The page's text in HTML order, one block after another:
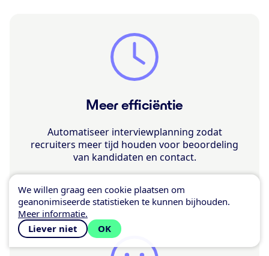
Meer efficiëntie
Automatiseer interviewplanning zodat
recruiters meer tijd houden voor beoordeling
van kandidaten en contact.
We willen graag een cookie plaatsen om
geanonimiseerde statistieken te kunnen bijhouden.
Meer informatie.
Liever niet
OK